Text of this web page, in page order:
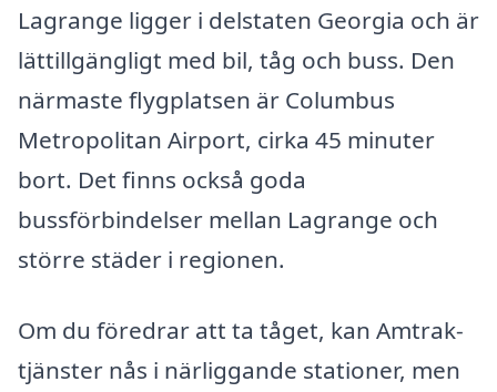
Lagrange ligger i delstaten Georgia och är
lättillgängligt med bil, tåg och buss. Den
närmaste flygplatsen är Columbus
Metropolitan Airport, cirka 45 minuter
bort. Det finns också goda
bussförbindelser mellan Lagrange och
större städer i regionen.
Om du föredrar att ta tåget, kan Amtrak-
tjänster nås i närliggande stationer, men